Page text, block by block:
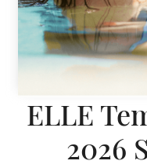
ELLE
2026